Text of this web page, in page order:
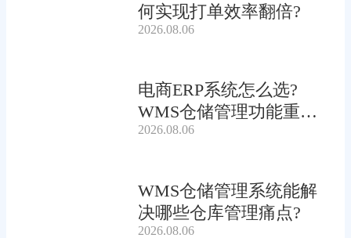
何实现打单效率翻倍?
2026.08.06
电商ERP系统怎么选?
WMS仓储管理功能重要
吗?
2026.08.06
WMS仓储管理系统能解
决哪些仓库管理痛点?
2026.08.06